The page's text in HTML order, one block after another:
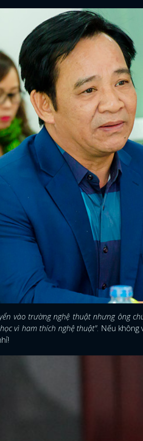
ĐĂNG NHẬP
vào trường nghệ thuật nhưng ông
vì ham thích nghệ thuật". Nếu không